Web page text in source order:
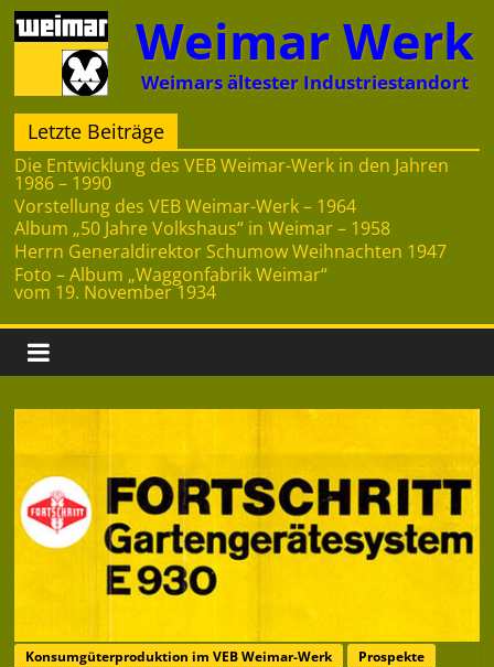
Zum
Inhalt
springen
Weimar Werk
Weimars ältester Industriestandort
Letzte Beiträge
Die Entwicklung des VEB Weimar-Werk in den Jahren
1986 – 1990
Vorstellung des VEB Weimar-Werk – 1964
Album „50 Jahre Volkshaus“ in Weimar – 1958
Herrn Generaldirektor Schumow Weihnachten 1947
Foto – Album „Waggonfabrik Weimar“
vom 19. November 1934
Konsumgüterproduktion im VEB Weimar-Werk Prospekte